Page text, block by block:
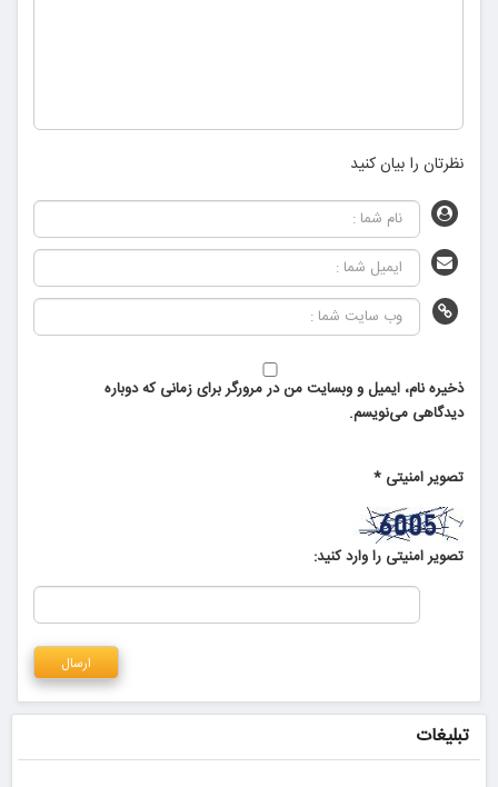
نظرتان را بیان کنید
ذخیره نام، ایمیل و وبسایت من در مرورگر برای زمانی که دوباره
دیدگاهی می‌نویسم.
تصویر امنیتی *
تصویر امنیتی را وارد کنید:
تبلیغات